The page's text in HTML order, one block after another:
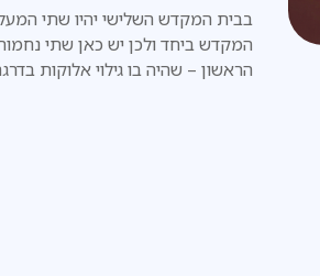
בבית המקדש השלישי יהיו שתי
המקדש ביחד ולכן יש כאן שתי
הראשון – שהיה בו גילוי אלוקות